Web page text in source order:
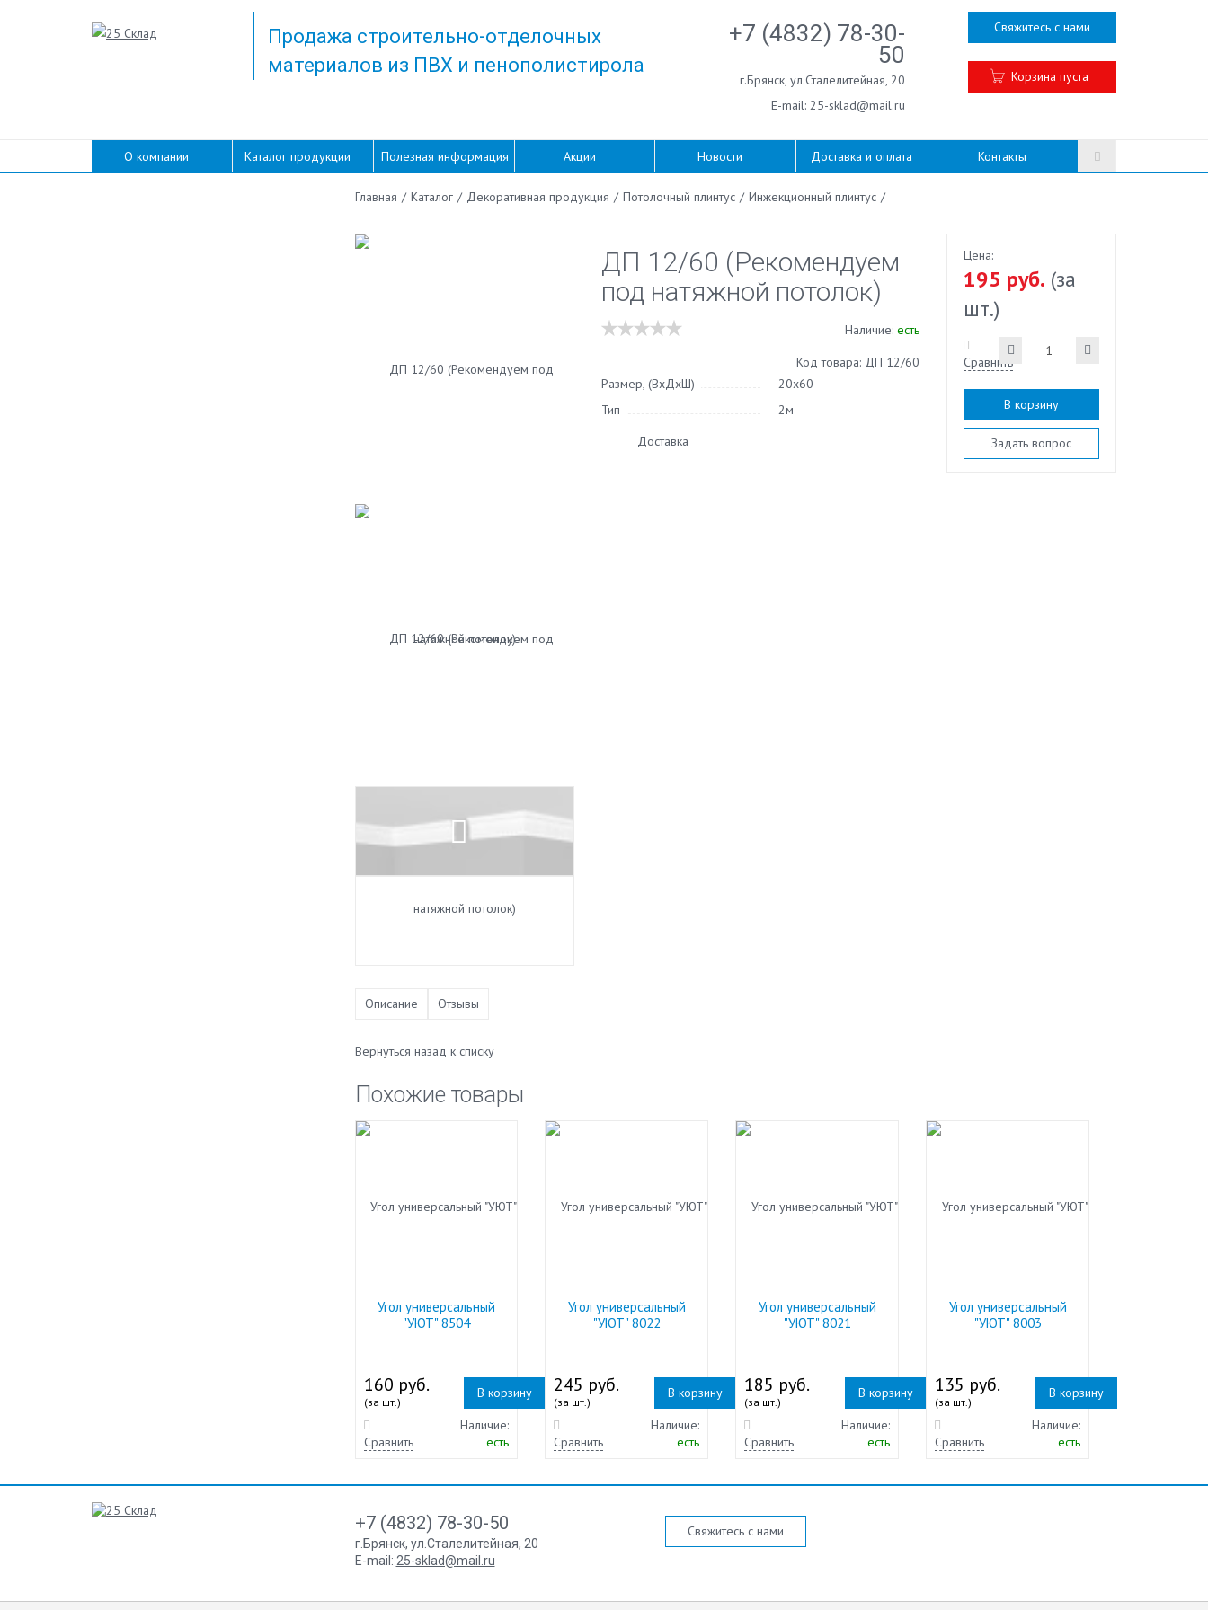
Продажа строительно-отделочных
материалов из ПВХ и пенополистирола
+7 (4832) 78-30-
50
г.Брянск, ул.Сталелитейная, 20
E-mail: 25-sklad@mail.ru
Свяжитесь с нами
Корзина пуста
О компании Каталог продукции Полезная информация Акции Новости Доставка и оплата Контакты
Главная / Каталог / Декоративная продукция / Потолочный плинтус / Инжекционный плинтус /
ДП 12/60 (Рекомендуем
под натяжной потолок)
Наличие: есть
Код товара: ДП 12/60
Размер, (ВхДхШ)
20х60
Тип
2м
Доставка
Цена:
195 руб. (за
шт.)
Сравнить
В корзину
Задать вопрос
Описание Отзывы
Вернуться назад к списку
Похожие товары
Угол универсальный
"УЮТ" 8504
160 руб.
(за шт.)
В корзину
Сравнить
Наличие:
есть
Угол универсальный
"УЮТ" 8022
245 руб.
(за шт.)
В корзину
Сравнить
Наличие:
есть
Угол универсальный
"УЮТ" 8021
185 руб.
(за шт.)
В корзину
Сравнить
Наличие:
есть
Угол универсальный
"УЮТ" 8003
135 руб.
(за шт.)
В корзину
Сравнить
Наличие:
есть
+7 (4832) 78-30-50
г.Брянск, ул.Сталелитейная, 20
E-mail: 25-sklad@mail.ru
Свяжитесь с нами